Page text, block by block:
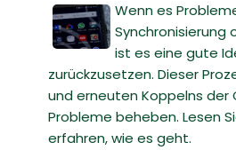
Wenn es
Synchronisierung
ist es eine gute
zurückzusetzen. Dieser
und erneuten Koppelns der
Probleme beheben. Lesen
erfahren, wie es geht.